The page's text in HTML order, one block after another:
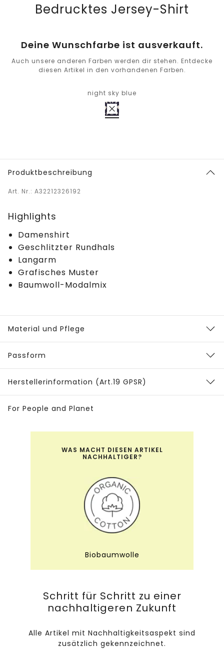
Bedrucktes Jersey-Shirt
Deine Wunschfarbe ist ausverkauft.
Auch unsere anderen Farben werden dir stehen. Entdecke
diesen Artikel in den vorhandenen Farben.
night sky blue
Produktbeschreibung
Art. Nr.: A32212326192
Highlights
Damenshirt
Geschlitzter Rundhals
Langarm
Grafisches Muster
Baumwoll-Modalmix
Material und Pflege
Passform
Herstellerinformation (Art.19 GPSR)
For People and Planet
WAS MACHT DIESEN ARTIKEL
NACHHALTIGER?
Biobaumwolle
Schritt für Schritt zu einer
nachhaltigeren Zukunft
Alle Artikel mit Nachhaltigkeitsaspekt sind
zusätzlich gekennzeichnet.